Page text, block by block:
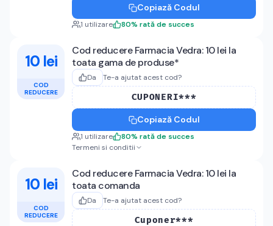
Copiază Codul
1 utilizare 80% rată de succes
10 lei
COD
REDUCERE
Cod reducere Farmacia Vedra: 10 lei la
toata gama de produse*
Da Te-a ajutat acest cod?
CUPONERI***
Copiază Codul
1 utilizare 80% rată de succes
Termeni si conditii
10 lei
COD
REDUCERE
Cod reducere Farmacia Vedra: 10 lei la
toata comanda
Da Te-a ajutat acest cod?
Cuponer***